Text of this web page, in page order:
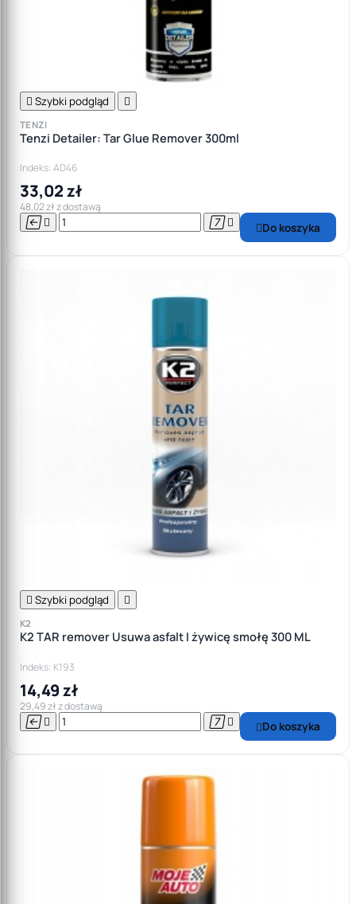
 Szybki podgląd 
TENZI
Tenzi Detailer: Tar Glue Remover 300ml
Indeks: AD46
33,02 zł
48,02 zł z dostawą
    Do koszyka
 Szybki podgląd 
K2
K2 TAR remover Usuwa asfalt I żywicę smołę 300 ML
Indeks: K193
14,49 zł
29,49 zł z dostawą
    Do koszyka